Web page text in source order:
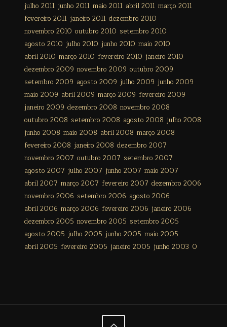
julho 2011 junho 2011 maio 2011 abril 2011 março 2011
fevereiro 2011 janeiro 2011 dezembro 2010
novembro 2010 outubro 2010 setembro 2010
agosto 2010 julho 2010 junho 2010 maio 2010
abril 2010 março 2010 fevereiro 2010 janeiro 2010
dezembro 2009 novembro 2009 outubro 2009
setembro 2009 agosto 2009 julho 2009 junho 2009
maio 2009 abril 2009 março 2009 fevereiro 2009
janeiro 2009 dezembro 2008 novembro 2008
outubro 2008 setembro 2008 agosto 2008 julho 2008
junho 2008 maio 2008 abril 2008 março 2008
fevereiro 2008 janeiro 2008 dezembro 2007
novembro 2007 outubro 2007 setembro 2007
agosto 2007 julho 2007 junho 2007 maio 2007
abril 2007 março 2007 fevereiro 2007 dezembro 2006
novembro 2006 setembro 2006 agosto 2006
abril 2006 março 2006 fevereiro 2006 janeiro 2006
dezembro 2005 novembro 2005 setembro 2005
agosto 2005 julho 2005 junho 2005 maio 2005
abril 2005 fevereiro 2005 janeiro 2005 junho 2003 0